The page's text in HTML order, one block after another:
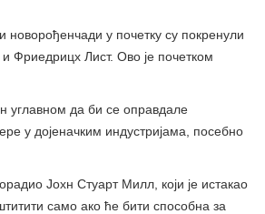
новорођенчади у почетку су покренули
Фриедрицх Лист. Ово је почетком
углавном да би се оправдале
у дојеначким индустријама, посебно
Јохн Стуарт Милл, који је истакао
само ако ће бити способна за